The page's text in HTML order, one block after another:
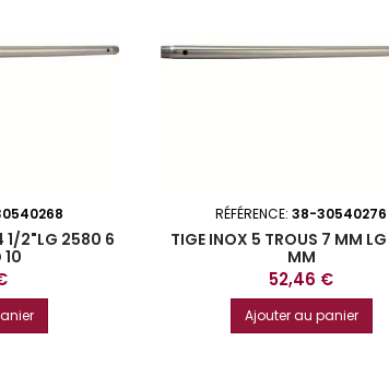
1/2"LG 2580 6
10
RÉFÉRENCE:38-30540276
TIGE INOX 5 TROUS 7 MM
MM
Prix
52,46 €
Ajouter au panier